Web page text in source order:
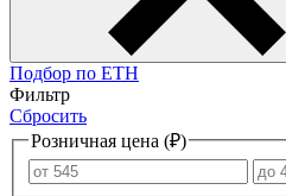
Подбор по ЕТН
Фильтр
Сбросить
Розничная цена (₽)